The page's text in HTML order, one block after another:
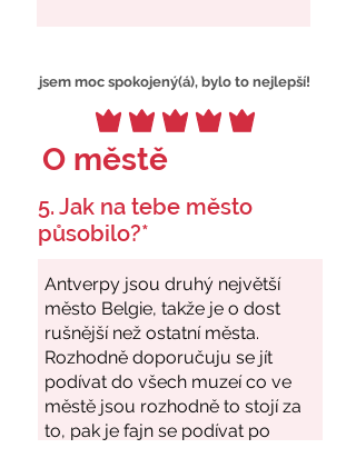
jsem moc spokojený(á), bylo to nejlepší!
O městě
5. Jak na tebe město
působilo?*